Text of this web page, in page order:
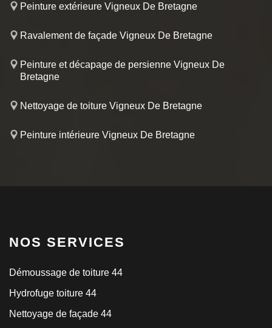
Peinture extérieure Vigneux De Bretagne
Ravalement de façade Vigneux De Bretagne
Peinture et décapage de persienne Vigneux De
Bretagne
Nettoyage de toiture Vigneux De Bretagne
Peinture intérieure Vigneux De Bretagne
NOS SERVICES
Démoussage de toiture 44
Hydrofuge toiture 44
Nettoyage de façade 44